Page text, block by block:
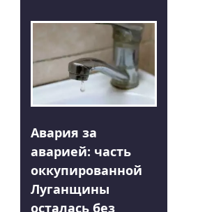
Авария за
аварией: часть
оккупированной
Луганщины
осталась без